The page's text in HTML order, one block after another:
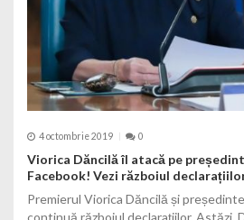
4 octombrie 2019 0
Viorica Dăncilă îl atacă pe
Facebook! Vezi războiul
Premierul Viorica Dăncilă și
continuă războiul declarațiilor. Astăzi,